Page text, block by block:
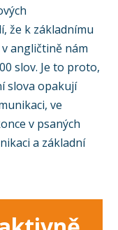
že k základnímu
angličtině nám
slov. Je to proto,
slova opakují
ve
v psaných
a základní